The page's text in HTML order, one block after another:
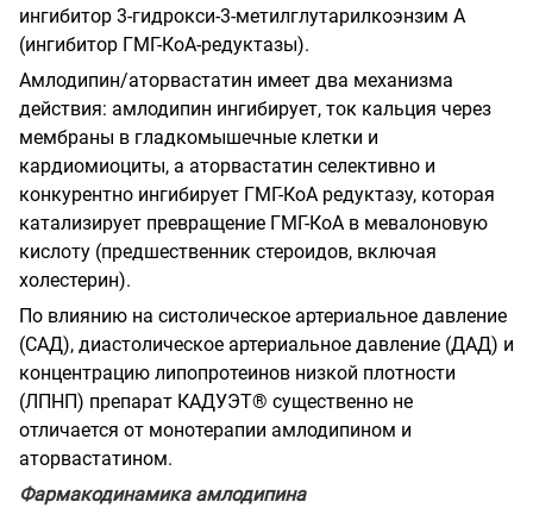
ингибитор 3-гидрокси-3-метилглутарилкоэнзим А
(ингибитор ГМГ-КоА-редуктазы).
Амлодипин/аторвастатин имеет два механизма
действия: амлодипин ингибирует, ток кальция через
мембраны в гладкомышечные клетки и
кардиомиоциты, а аторвастатин селективно и
конкурентно ингибирует ГМГ-КоА редуктазу, которая
катализирует превращение ГМГ-КоА в мевалоновую
кислоту (предшественник стероидов, включая
холестерин).
По влиянию на систолическое артериальное давление
(САД), диастолическое артериальное давление (ДАД) и
концентрацию липопротеинов низкой плотности
(ЛПНП) препарат КАДУЭТ® существенно не
отличается от монотерапии амлодипином и
аторвастатином.
Фармакодинамика амлодипина